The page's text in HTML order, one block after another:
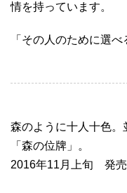
情を持っています。
「その人のために選
森のように十人十色。
「森の位牌」。
2016年11月上旬 発